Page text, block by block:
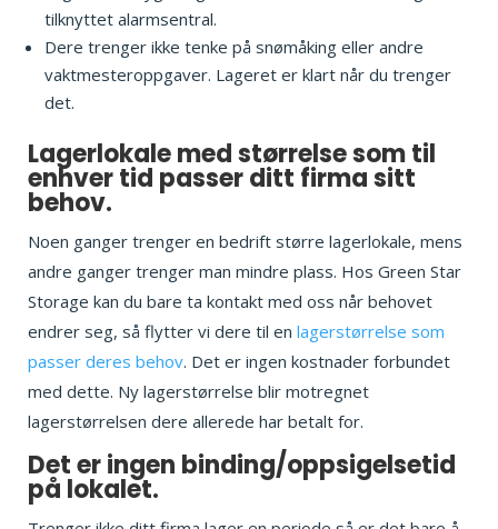
tilknyttet alarmsentral.
Dere trenger ikke tenke på snømåking eller andre
vaktmesteroppgaver. Lageret er klart når du trenger
det.
Lagerlokale med størrelse som til
enhver tid passer ditt firma sitt
behov.
Noen ganger trenger en bedrift større lagerlokale, mens
andre ganger trenger man mindre plass. Hos Green Star
Storage kan du bare ta kontakt med oss når behovet
endrer seg, så flytter vi dere til en lagerstørrelse som
passer deres behov. Det er ingen kostnader forbundet
med dette. Ny lagerstørrelse blir motregnet
lagerstørrelsen dere allerede har betalt for.
Det er ingen binding/oppsigelsetid
på lokalet.